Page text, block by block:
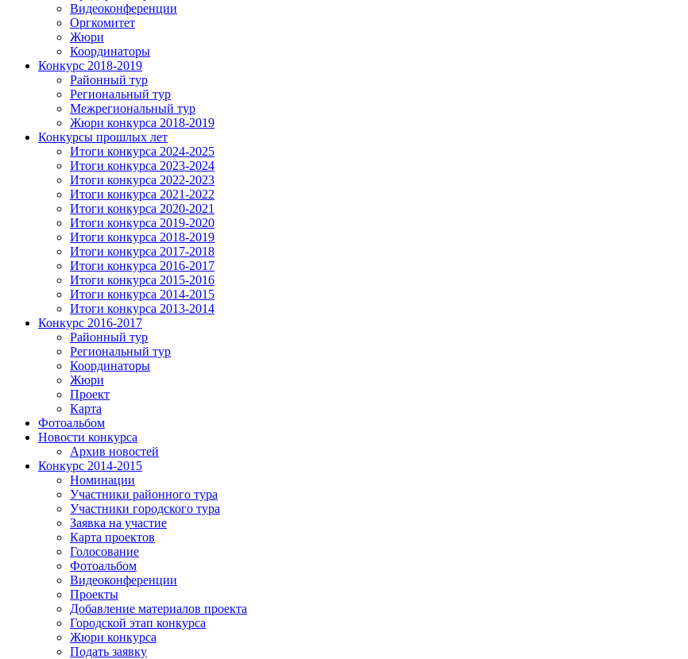
Видеоконференции
Оргкомитет
Жюри
Координаторы
Конкурс 2018-2019
Районный тур
Региональный тур
Межрегиональный тур
Жюри конкурса 2018-2019
Конкурсы прошлых лет
Итоги конкурса 2024-2025
Итоги конкурса 2023-2024
Итоги конкурса 2022-2023
Итоги конкурса 2021-2022
Итоги конкурса 2020-2021
Итоги конкурса 2019-2020
Итоги конкурса 2018-2019
Итоги конкурса 2017-2018
Итоги конкурса 2016-2017
Итоги конкурса 2015-2016
Итоги конкурса 2014-2015
Итоги конкурса 2013-2014
Конкурс 2016-2017
Районный тур
Региональный тур
Координаторы
Жюри
Проект
Карта
Фотоальбом
Новости конкурса
Архив новостей
Конкурс 2014-2015
Номинации
Участники районного тура
Участники городского тура
Заявка на участие
Карта проектов
Голосование
Фотоальбом
Видеоконференции
Проекты
Добавление материалов проекта
Городской этап конкурса
Жюри конкурса
Подать заявку